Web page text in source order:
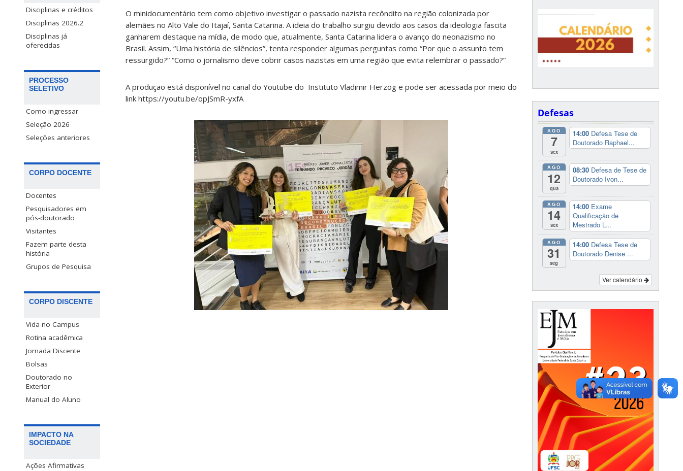
Disciplinas e créditos
Disciplinas 2026.2
Disciplinas já
oferecidas
PROCESSO
SELETIVO
Como ingressar
Seleção 2026
Seleções anteriores
CORPO DOCENTE
Docentes
Pesquisadores em
pós-doutorado
Visitantes
Fazem parte desta
história
Grupos de Pesquisa
CORPO DISCENTE
Vida no Campus
Rotina acadêmica
Jornada Discente
Bolsas
Doutorado no
Exterior
Manual do Aluno
IMPACTO NA
SOCIEDADE
Ações Afirmativas
O minidocumentário tem como objetivo investigar o passado nazista recôndito na região colonizada por
alemães no Alto Vale do Itajaí, Santa Catarina. A ideia do trabalho surgiu devido aos casos da ideologia fascita
ganharem destaque na mídia, de modo que, atualmente, Santa Catarina lidera o avanço do neonazismo no
Brasil. Assim, “Uma história de silêncios”, tenta responder algumas perguntas como “Por que o assunto tem
ressurgido?” “Como o jornalismo deve cobrir casos nazistas em uma região que evita relembrar o passado?”
A produção está disponível no canal do Youtube do Instituto Vladimir Herzog e pode ser acessada por meio do
link https://youtu.be/opJSmR-yxfA
Defesas
AGO
7
sex
14:00 Defesa Tese de
Doutorado Raphael...
AGO
12
qua
08:30 Defesa de Tese de
Doutorado Ivon...
AGO
14
sex
14:00 Exame
Qualificação de
Mestrado L...
AGO
31
seg
14:00 Defesa Tese de
Doutorado Denise ...
Ver calendário